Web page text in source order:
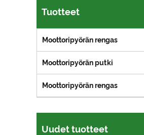
Tuotteet
Moottoripyörän rengas
Moottoripyörän putki
Moottoripyörän rengas
Uudet tuotteet